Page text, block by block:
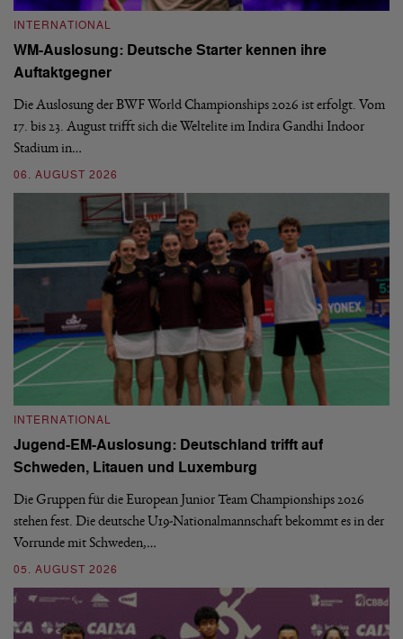
INTERNATIONAL
WM-Auslosung: Deutsche Starter kennen ihre
Auftaktgegner
Die Auslosung der BWF World Championships 2026 ist erfolgt. Vom
17. bis 23. August trifft sich die Weltelite im Indira Gandhi Indoor
Stadium in…
06. AUGUST 2026
INTERNATIONAL
Jugend-EM-Auslosung: Deutschland trifft auf
Schweden, Litauen und Luxemburg
Die Gruppen für die European Junior Team Championships 2026
stehen fest. Die deutsche U19-Nationalmannschaft bekommt es in der
Vorrunde mit Schweden,…
05. AUGUST 2026